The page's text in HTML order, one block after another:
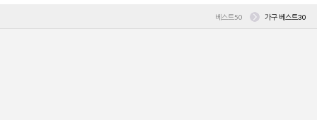
베스트50 가구 베스트30